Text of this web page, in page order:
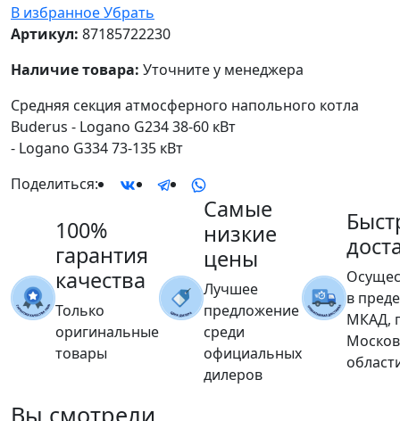
В избранноеУбрать
Артикул: 87185722230
Наличие товара: Уточните у менеджера
Средняя секция атмосферного напольного котла
Buderus - Logano G234 38-60 кВт
- Logano G334 73-135 кВт
Поделиться:
100%
гарантия
качества
Только
оригинальные
товары
Самые
низкие
цены
Лучшее
предложение
среди
официальных
дилеров
в
МКАД,
Вы смотрели